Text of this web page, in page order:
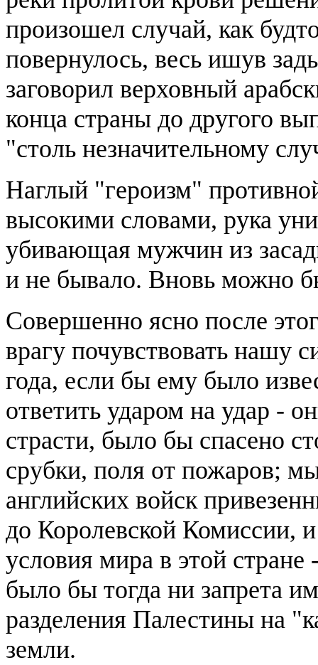
произошел случай, как
повернулось, весь ишув
заговорил верховный
конца страны до другого
"столь незначительному
Наглый "героизм"
высокими словами, рука
убивающая мужчин из
и не бывало. Вновь можно
Совершенно ясно после
врагу почувствовать нашу
года, если бы ему было
ответить ударом на удар -
страсти, было бы спасено
срубки, поля от пожаров;
английских войск
до Королевской
условия мира в этой стране
было бы тогда ни запрета
разделения Палестины на
земли.